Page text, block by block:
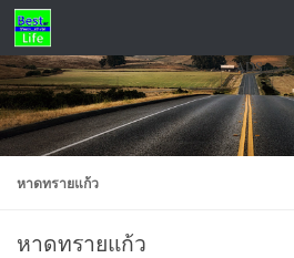
Skip to content
ADS
หาดทรายแก้ว
หาดทรายแก้ว